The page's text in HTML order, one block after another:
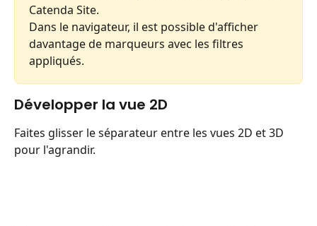
Catenda Site.
Dans le navigateur, il est possible d'afficher
davantage de marqueurs avec les filtres
appliqués.
Développer la vue 2D
Faites glisser le séparateur entre les vues 2D et 3D
pour l'agrandir.